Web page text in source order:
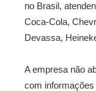
no Brasil,
Coca-Cola,
Devassa,
A empresa não
com